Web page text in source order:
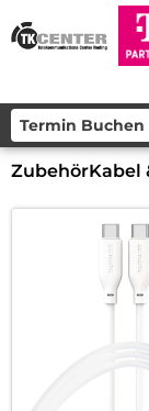
Termin Buchen
ZubehörKabel